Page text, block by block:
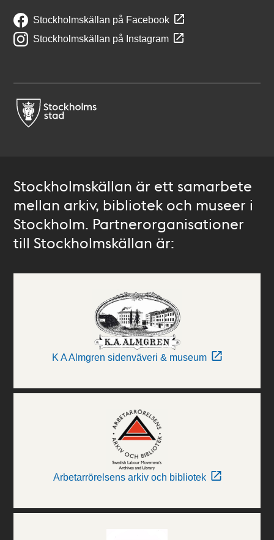
Stockholmskällan på Facebook
Stockholmskällan på Instagram
Stockholmskällan är ett samarbete
mellan arkiv, bibliotek och museer i
Stockholm. Partnerorganisationer
till Stockholmskällan är:
K A Almgren sidenväveri & museum
Arbetarrörelsens arkiv och bibliotek